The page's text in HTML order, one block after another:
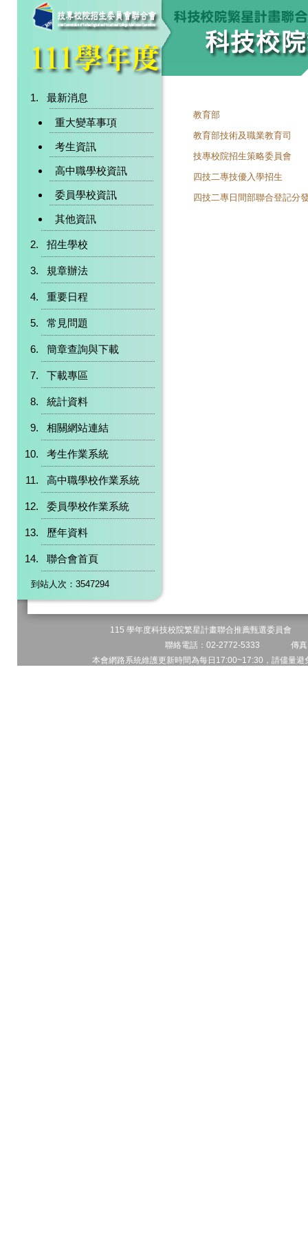
最新消息
重大變革事項
考生資訊
高中職學校資訊
委員學校資訊
其他資訊
招生學校
規章辦法
重要日程
常見問題
簡章查詢與下載
下載專區
統計資料
相關網站連結
考生作業系統
高中職學校作業系統
委員學校作業系統
歷年資料
聯合會首頁
到站人次：3547294
教育部
教育部技術及職業教育司
技專校院招生策略委員會
四技二專技優入學招生
四技二專日間部聯合登記分
115 學年度科技校院繁星計畫聯合推薦甄選委員會
聯絡電話：02-2772-5333 傳
本會網路系統維護更新時間為每日17:00~17:30，請儘量